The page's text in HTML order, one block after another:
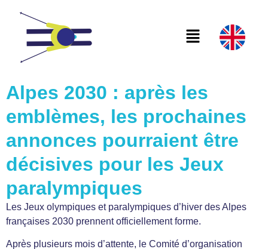
Alpes 2030 : après les
emblèmes, les prochaines
annonces pourraient être
décisives pour les Jeux
paralympiques
Les Jeux olympiques et paralympiques d’hiver des Alpes
françaises 2030 prennent officiellement forme.
Après plusieurs mois d’attente, le Comité d’organisation